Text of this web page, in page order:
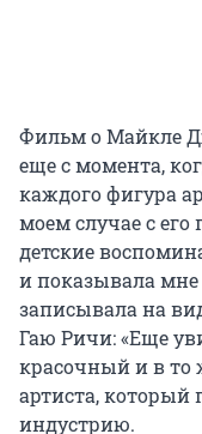
Фильм о Майкле
еще с момента,
каждого фигура
моем случае с
детские
и показывала
записывала на
Гаю Ричи: «Еще
красочный и в
артиста,
индустрию.